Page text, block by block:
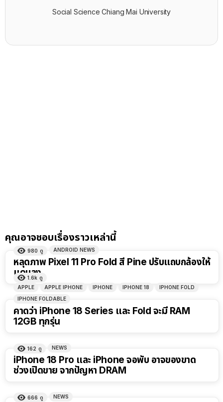
Social Science Chiang Mai University
คุณอาจชอบเรื่องราวเหล่านี้
980 ดู ANDROID NEWS
หลุดภาพ Pixel 11 Pro Fold สี Pine ปรับแถบกล้องให้
แคบลง
1.6k ดู
APPLE
APPLE IPHONE IPHONE IPHONE 18
IPHONE FOLD
IPHONE FOLDABLE
คาดว่า iPhone 18 Series และ Fold จะมี RAM
12GB ทุกรุ่น
162 ดู NEWS
iPhone 18 Pro และ iPhone จอพับ อาจของขาด
ช่วงเปิดขาย จากปัญหา DRAM
666 ดู NEWS